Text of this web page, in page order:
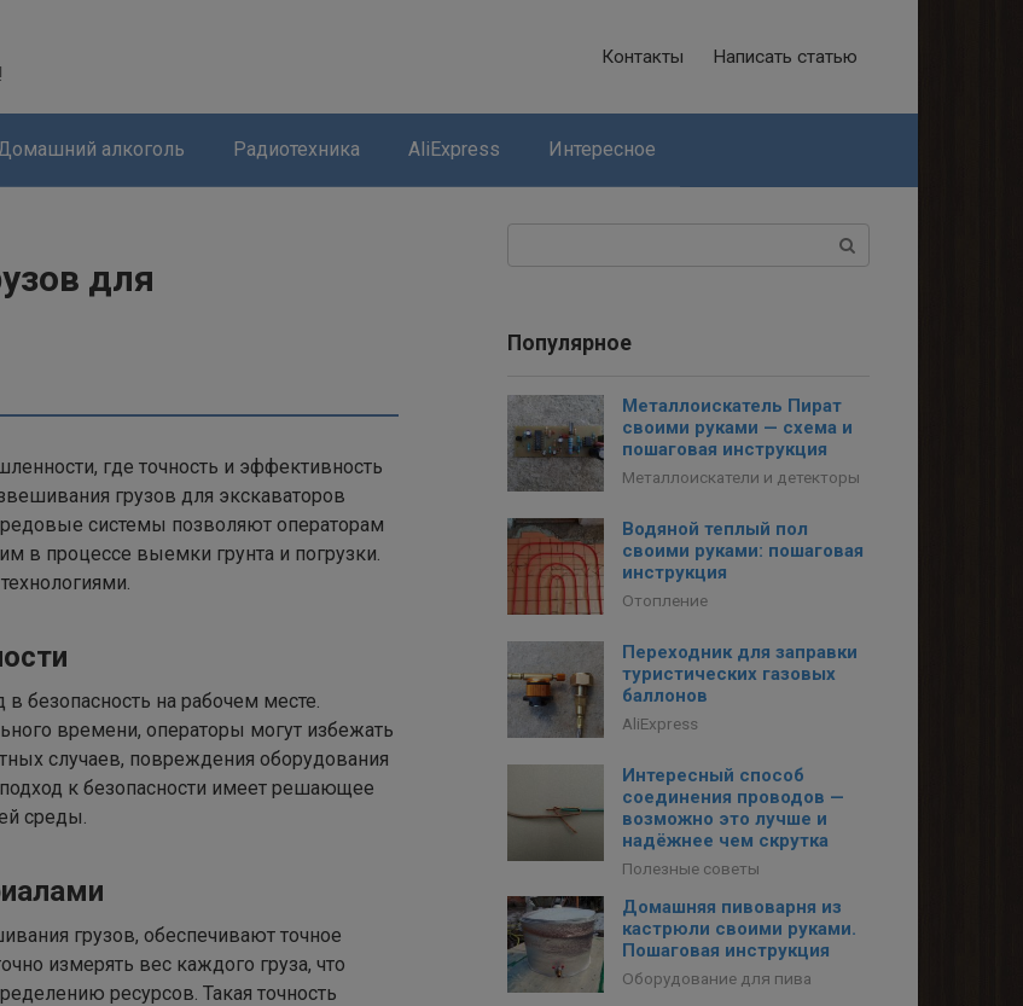
Контакты Написать статью
алкоголь Радиотехника AliExpress Интересное
для
где точность и эффективность
грузов для экскаваторов
системы позволяют операторам
в процессе выемки грунта и погрузки.
в безопасность на рабочем месте.
времени, операторы могут избежать
случаев, повреждения оборудования
к безопасности имеет решающее
среды.
грузов, обеспечивают точное
измерять вес каждого груза, что
ресурсов. Такая точность
Популярное
Металлоискатель Пират
своими руками — схема и
пошаговая инструкция
Металлоискатели и детекторы
Водяной теплый пол
своими руками: пошаговая
инструкция
Отопление
Переходник для заправки
туристических газовых
баллонов
AliExpress
Интересный способ
соединения проводов —
возможно это лучше и
надёжнее чем скрутка
Полезные советы
Домашняя пивоварня из
кастрюли своими руками.
Пошаговая инструкция
Оборудование для пива